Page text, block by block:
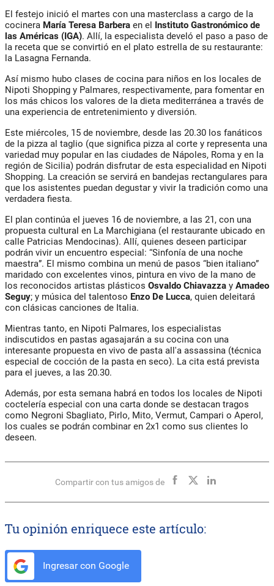
El festejo inició el martes con una masterclass a cargo de la
cocinera María Teresa Barbera en el Instituto Gastronómico de
las Américas (IGA). Allí, la especialista develó el paso a paso de
la receta que se convirtió en el plato estrella de su restaurante:
la Lasagna Fernanda.
Así mismo hubo clases de cocina para niños en los locales de
Nipoti Shopping y Palmares, respectivamente, para fomentar en
los más chicos los valores de la dieta mediterránea a través de
una experiencia de entretenimiento y diversión.
Este miércoles, 15 de noviembre, desde las 20.30 los fanáticos
de la pizza al taglio (que significa pizza al corte y representa una
variedad muy popular en las ciudades de Nápoles, Roma y en la
región de Sicilia) podrán disfrutar de esta especialidad en Nipoti
Shopping. La creación se servirá en bandejas rectangulares para
que los asistentes puedan degustar y vivir la tradición como una
verdadera fiesta.
El plan continúa el jueves 16 de noviembre, a las 21, con una
propuesta cultural en La Marchigiana (el restaurante ubicado en
calle Patricias Mendocinas). Allí, quienes deseen participar
podrán vivir un encuentro especial: “Sinfonía de una noche
maestra”. El mismo combina un menú de pasos “bien italiano”
maridado con excelentes vinos, pintura en vivo de la mano de
los reconocidos artistas plásticos Osvaldo Chiavazza y Amadeo
Seguy; y música del talentoso Enzo De Lucca, quien deleitará
con clásicas canciones de Italia.
Mientras tanto, en Nipoti Palmares, los especialistas
indiscutidos en pastas agasajarán a su cocina con una
interesante propuesta en vivo de pasta all'a assassina (técnica
especial de cocción de la pasta en seco). La cita está prevista
para el jueves, a las 20.30.
Además, por esta semana habrá en todos los locales de Nipoti
coctelería especial con una carta donde se destacan tragos
como Negroni Sbagliato, Pirlo, Mito, Vermut, Campari o Aperol,
los cuales se podrán combinar en 2x1 como sus clientes lo
deseen.
Compartir con tus amigos de
Tu opinión enriquece este artículo:
Ingresar con Google